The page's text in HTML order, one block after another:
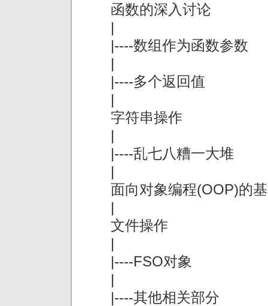
函数的深入讨论
|
|----数组作为函数参数
|
|----多个返回值
|
字符串操作
|
|----乱七八糟一大堆
|
面向对象编程(OOP)的
|
文件操作
|
|----FSO对象
|
|----其他相关部分